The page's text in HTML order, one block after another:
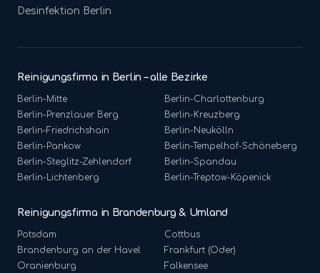
Desinfektion Berlin
Reinigungsfirma in Berlin – alle Bezirke
Berlin-Mitte Berlin-Charlottenburg
Berlin-Prenzlauer Berg Berlin-Kreuzberg
Berlin-Friedrichshain Berlin-Neukölln
Berlin-Pankow Berlin- Tempelhof-Schöneberg
Berlin-Steglitz-Zehlendorf Berlin-Spandau
Berlin- Lichtenberg Berlin- Treptow-Köpenick
Reinigungsfirma in Brandenburg & Umland
Potsdam
Cottbus
Brandenburg an der Havel
Frankfurt (Oder)
Oranienburg
Falkensee